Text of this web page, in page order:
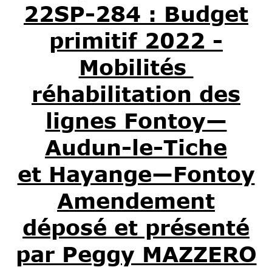
22SP-284 : Budget
primitif 2022 -
Mobilités
réhabilitation des
lignes Fontoy—
Audun-le-Tiche
et Hayange—Fontoy
Amendement
déposé et présenté
par Peggy MAZZERO